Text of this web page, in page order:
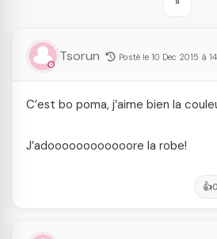
Tsorun Posté le 10 Dec 2015 à
C’est bo poma, j’aime bien la
J’adoooooooooooore la robe!
👍0